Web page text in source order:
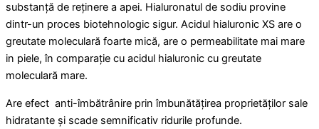
substanță de reținere a apei. Hialuronatul de sodiu provine
dintr-un proces biotehnologic sigur. Acidul hialuronic XS are o
greutate moleculară foarte mică, are o permeabilitate mai mare
in piele, în comparație cu acidul hialuronic cu greutate
moleculară mare.
Are efect anti-îmbătrânire prin îmbunătățirea proprietăților sale
hidratante și scade semnificativ ridurile profunde.